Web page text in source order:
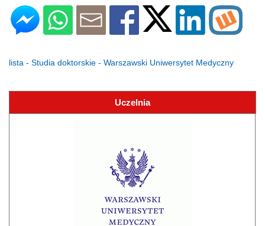
lista - Studia doktorskie - Warszawski Uniwersytet Medyczny
Uczelnia